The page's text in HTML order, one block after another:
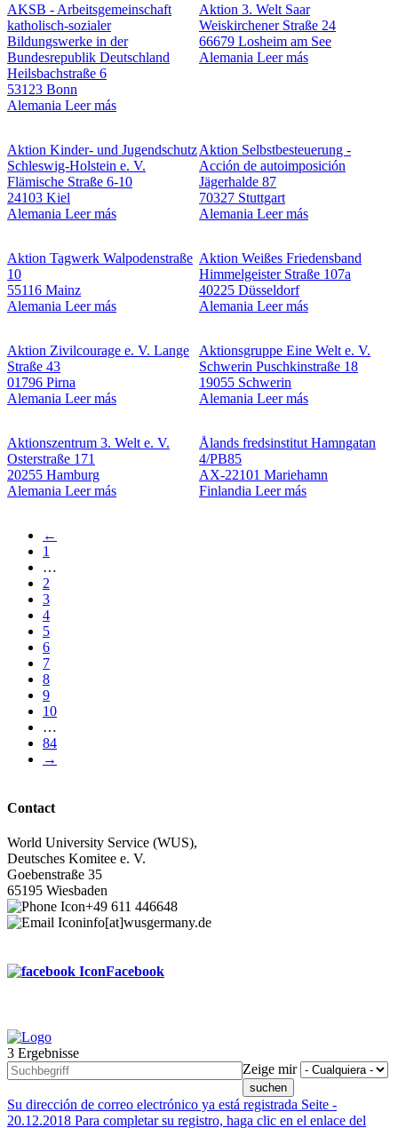
AKSB - Arbeitsgemeinschaft
katholisch-sozialer
Bildungswerke in der
Bundesrepublik Deutschland
Heilsbachstraße 6
53123 Bonn
Alemania Leer más
Aktion 3. Welt Saar
Weiskirchener Straße 24
66679 Losheim am See
Alemania Leer más
Aktion Kinder- und Jugendschutz
Schleswig-Holstein e. V.
Flämische Straße 6-10
24103 Kiel
Alemania Leer más
Aktion Selbstbesteuerung -
Acción de autoimposición
Jägerhalde 87
70327 Stuttgart
Alemania Leer más
Aktion Tagwerk Walpodenstraße
10
55116 Mainz
Alemania Leer más
Aktion Weißes Friedensband
Himmelgeister Straße 107a
40225 Düsseldorf
Alemania Leer más
Aktion Zivilcourage e. V. Lange
Straße 43
01796 Pirna
Alemania Leer más
Aktionsgruppe Eine Welt e. V.
Schwerin Puschkinstraße 18
19055 Schwerin
Alemania Leer más
Aktionszentrum 3. Welt e. V.
Osterstraße 171
20255 Hamburg
Alemania Leer más
Ålands fredsinstitut Hamngatan
4/PB85
AX-22101 Mariehamn
Finlandia Leer más
Pagination
Previous
page
←
First
page
1
…
Page
2
Page
3
Page
4
Page
5
Current
page
6
Page
7
Page
8
Page
9
Page
10
…
Last
page
84
Next
→
Contact
World University Service (WUS),
Deutsches Komitee e. V.
Goebenstraße 35
65195 Wiesbaden
+49 611 446648
info[at]wusgermany.de
Facebook
Footer
menu
3 Ergebnisse
Zeige mir
Su dirección de correo electrónico ya está registrada Seite -
20.12.2018 Para completar su registro, haga clic en el enlace del